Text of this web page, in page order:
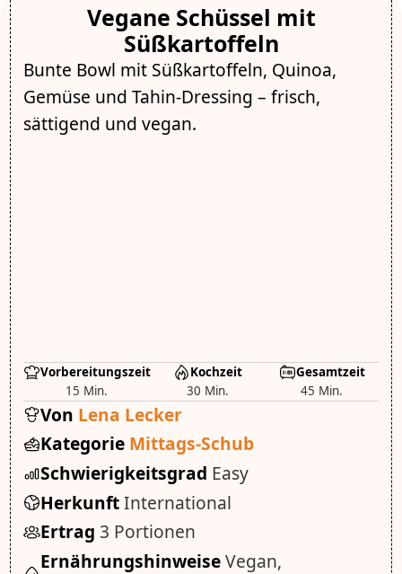
Vegane Schüssel mit
Süßkartoffeln
Bunte Bowl mit Süßkartoffeln, Quinoa,
Gemüse und Tahin-Dressing – frisch,
sättigend und vegan.
Vorbereitungszeit
15 Min.
Kochzeit
30 Min.
Gesamtzeit
45 Min.
Von Lena Lecker
Kategorie Mittags-Schub
Schwierigkeitsgrad Easy
HerkunftInternational
Ertrag 3 Portionen
ErnährungshinweiseVegan,